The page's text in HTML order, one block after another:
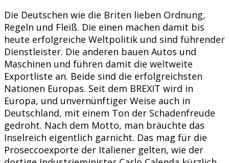
Die Deutschen wie die Briten lieben Ordnung,
Regeln und Fleiß. Die einen machen damit bis
heute erfolgreiche Weltpolitik und sind führender
Dienstleister. Die anderen bauen Autos und
Maschinen und führen damit die weltweite
Exportliste an. Beide sind die erfolgreichsten
Nationen Europas. Seit dem BREXIT wird in
Europa, und unvernünftiger Weise auch in
Deutschland, mit einem Ton der Schadenfreude
gedroht. Nach dem Motto, man bräuchte das
Inselreich eigentlich garnicht. Das mag für die
Proseccoexporte der Italiener gelten, wie der